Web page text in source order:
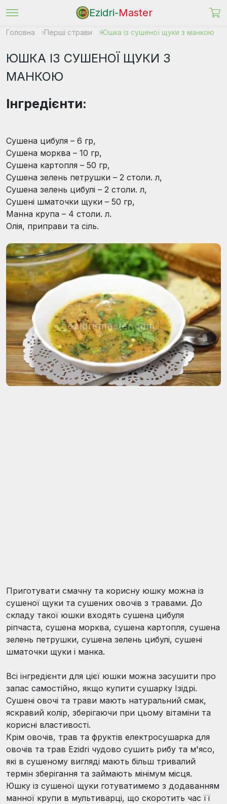
Ezidri-Master
Головна Перші страви Юшка із сушеної щуки з манкою
ЮШКА ІЗ СУШЕНОЇ ЩУКИ З
МАНКОЮ
Інгредієнти:
Сушена цибуля – 6 гр,
Сушена морква – 10 гр,
Сушена картопля – 50 гр,
Сушена зелень петрушки – 2 столи. л,
Сушена зелень цибулі – 2 столи. л,
Сушені шматочки щуки – 50 гр,
Манна крупа – 4 столи. л.
Олія, приправи та сіль.
Приготувати смачну та корисну юшку можна із
сушеної щуки та сушених овочів з травами. До
складу такої юшки входять сушена цибуля
ріпчаста, сушена морква, сушена картопля, сушена
зелень петрушки, сушена зелень цибулі, сушені
шматочки щуки і манка.
Всі інгредієнти для цієї юшки можна засушити про
запас самостійно, якщо купити сушарку Ізідрі.
Сушені овочі та трави мають натуральний смак,
яскравий колір, зберігаючи при цьому вітаміни та
корисні властивості.
Крім овочів, трав та фруктів електросушарка для
овочів та трав Ezidri чудово сушить рибу та м'ясо,
які в сушеному вигляді мають більш тривалий
термін зберігання та займають мінімум місця.
Юшку із сушеної щуки готуватимемо з додаванням
манної крупи в мультиварці, що скоротить час її